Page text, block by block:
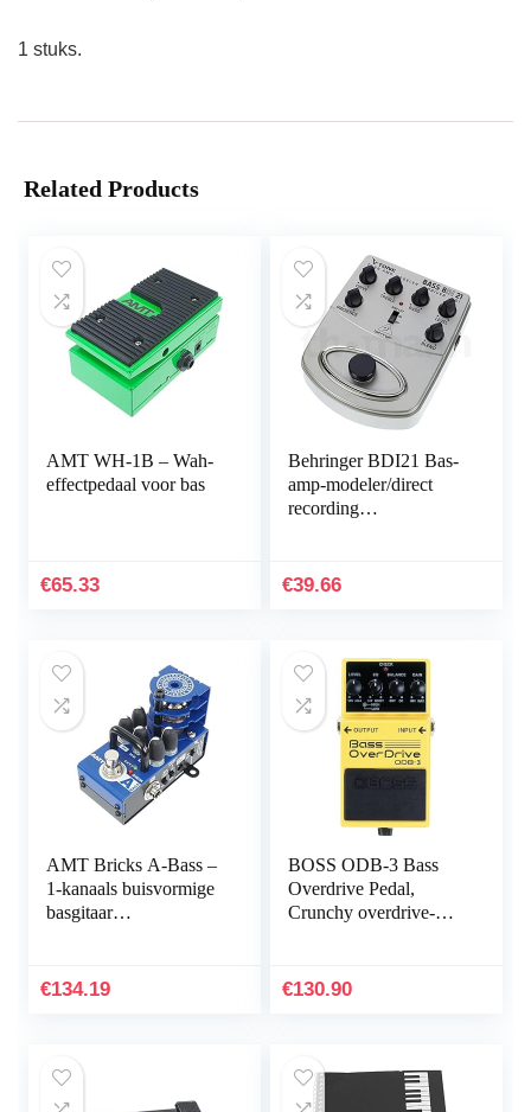
1 stuks.
Related Products
AMT WH-1B – Wah-
effectpedaal voor bas
€65.33
Behringer BDI21 Bas-
amp-modeler/direct
recording
€39.66
AMT Bricks A-Bass –
1-kanaals buisvormige
basgitaar
€134.19
BOSS ODB-3 Bass
Overdrive Pedal,
Crunchy overdrive-
€130.90